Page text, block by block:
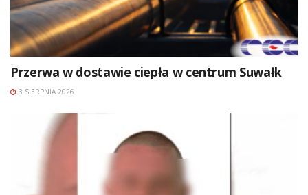
Przerwa w dostawie ciepła w centrum Suwałk
3 SIERPNIA 2026